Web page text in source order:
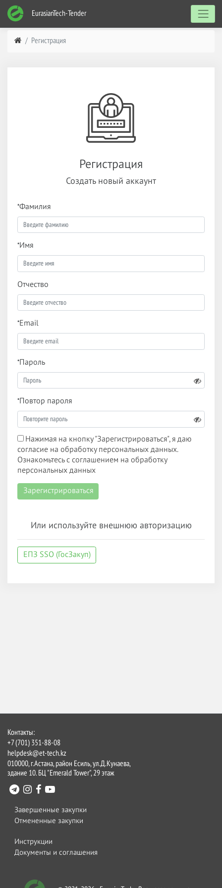
EurasianTech-Tender
Регистрация
Регистрация
Создать новый аккаунт
*Фамилия
*Имя
Отчество
*Email
* Пароль
*Повтор пароля
Нажимая на кнопку "Зарегистрироваться", я даю
согласие на обработку персональных данных.
Ознакомьтесь с соглашением на обработку
персональных данных
Зарегистрироваться
Или используйте внешнюю авторизацию
ЕПЗ SSO (ГосЗакуп)
Контакты:
+7 (701) 351-88-08
helpdesk@et-tech.kz
010000, г.Астана, район Есиль, ул.Д.Кунаева,
здание 10. БЦ "Emerald Tower", 29 этаж
Завершенные закупки
Отмененные закупки
Инструкции
Документы и соглашения